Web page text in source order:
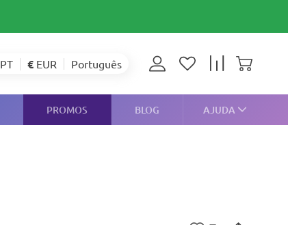
PT € EUR Português
PROMOS BLOG AJUDA